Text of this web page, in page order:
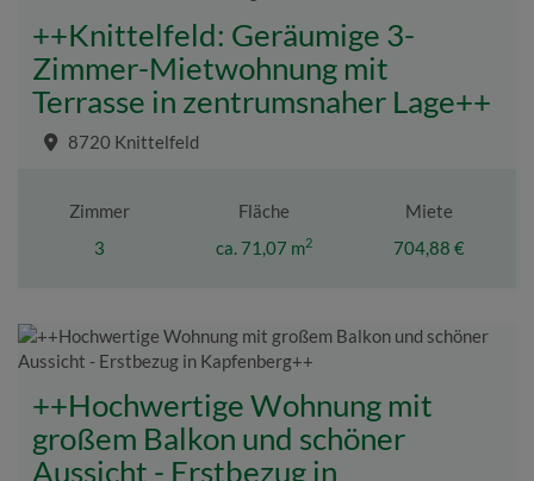
++Knittelfeld: Geräumige 3-
Zimmer-Mietwohnung mit
Terrasse in zentrumsnaher Lage++
8720 Knittelfeld
Zimmer
3
Fläche
ca. 71,07 m2
Miete
704,88 €
++Hochwertige Wohnung mit
großem Balkon und schöner
Aussicht - Erstbezug in